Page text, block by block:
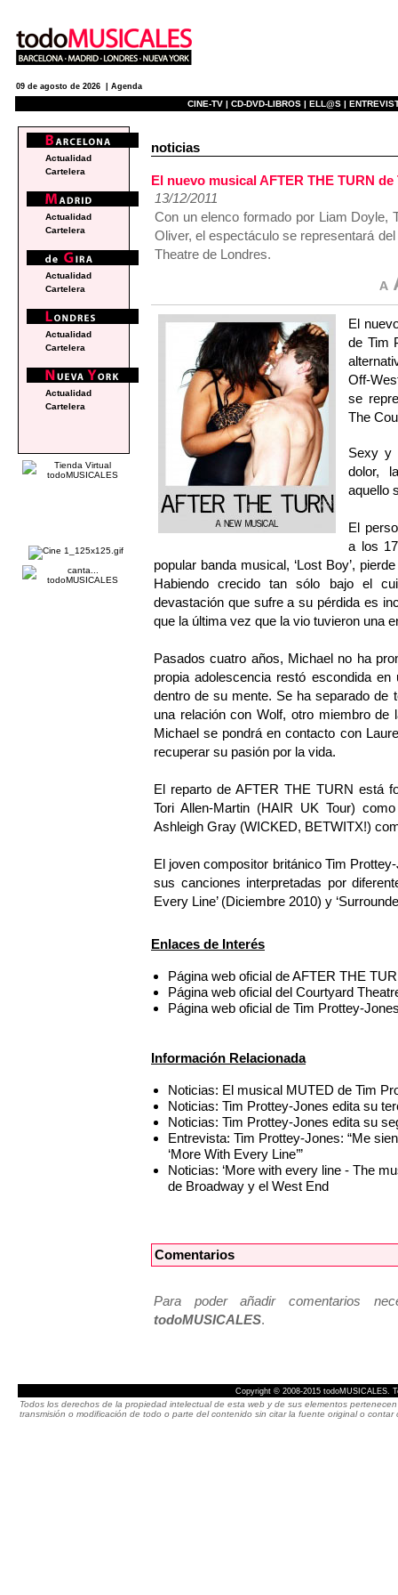
09 de agosto de 2026 | Agenda
CINE-TV | CD-DVD-LIBROS | ELL@S |
noticias
El nuevo musical AFTER THE TURN
13/12/2011
Con un elenco formado por Liam Doyle,
Oliver, el espectáculo se representará
Theatre de Londres.
El
de Tim
Off-
se
The
Sexy y
dolor,
aquello
El
a los
popular banda musical, ‘Lost Boy’,
Habiendo crecido tan sólo bajo el
devastación que sufre a su pérdida es
que la última vez que la vio tuvieron una
Pasados cuatro años, Michael no ha
propia adolescencia restó escondida
dentro de su mente. Se ha separado de
una relación con Wolf, otro miembro
Michael se pondrá en contacto con
recuperar su pasión por la vida.
El reparto de AFTER THE TURN está
Tori Allen-Martin (HAIR UK Tour)
Ashleigh Gray (WICKED, BETWITX!)
El joven compositor británico Tim
sus canciones interpretadas por
Every Line’ (Diciembre 2010) y
Enlaces de Interés
Página web oficial de AFTER THE
Página web oficial del Courtyard
Página web oficial de Tim Prottey-
Información Relacionada
Noticias: El musical MUTED de Tim
Noticias: Tim Prottey-Jones edita su
Noticias: Tim Prottey-Jones edita su
Entrevista: Tim Prottey-Jones: “Me
‘More With Every Line’”
Noticias: ‘More with every line - The
de Broadway y el West End
Comentarios
Para poder añadir comentarios
todoMUSICALES.
Actualidad
Cartelera
Actualidad
Cartelera
Actualidad
Cartelera
Actualidad
Cartelera
Actualidad
Cartelera
Copyright © 2008-2015 todoMUSICALES.
Todos los derechos de la propiedad intelectual de esta web y de sus elementos
transmisión o modificación de todo o parte del contenido sin citar la fuente original o